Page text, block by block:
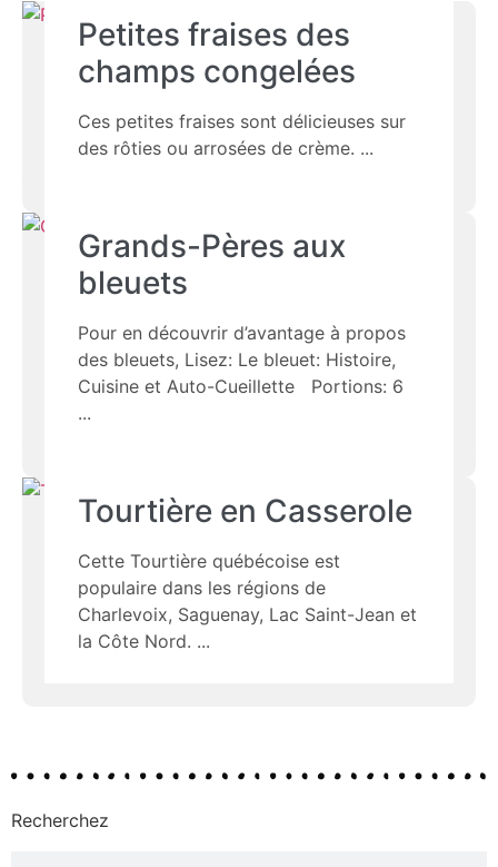
Petites fraises des
champs congelées
Ces petites fraises sont délicieuses sur
des rôties ou arrosées de crème.
Grands-Pères aux
bleuets
Pour en découvrir d’avantage à propos
des bleuets, Lisez: Le bleuet: Histoire,
Cuisine et Auto-Cueillette Portions: 6
Tourtière en Casserole
Cette Tourtière québécoise est
populaire dans les régions de
Charlevoix, Saguenay, Lac Saint-Jean et
la Côte Nord.
Recherchez